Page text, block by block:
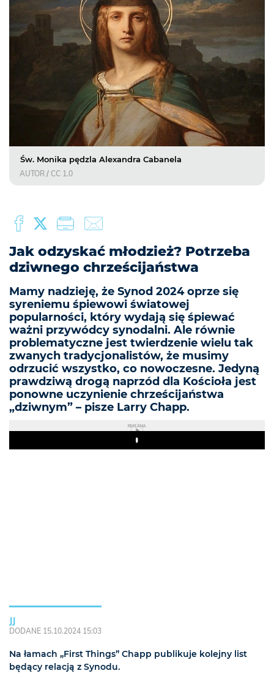
Św. Monika pędzla Alexandra Cabanela
AUTOR / CC 1.0
Jak odzyskać młodzież? Potrzeba
dziwnego chrześcijaństwa
Mamy nadzieję, że Synod 2024 oprze się
syreniemu śpiewowi światowej
popularności, który wydają się śpiewać
ważni przywódcy synodalni. Ale równie
problematyczne jest twierdzenie wielu tak
zwanych tradycjonalistów, że ​​musimy
odrzucić wszystko, co nowoczesne. Jedyną
prawdziwą drogą naprzód dla Kościoła jest
ponowne uczynienie chrześcijaństwa
„dziwnym” – pisze Larry Chapp.
REKLAMA
Play
JJ
DODANE 15.10.2024 15:03
Na łamach „First Things” Chapp publikuje kolejny list
będący relacją z Synodu.